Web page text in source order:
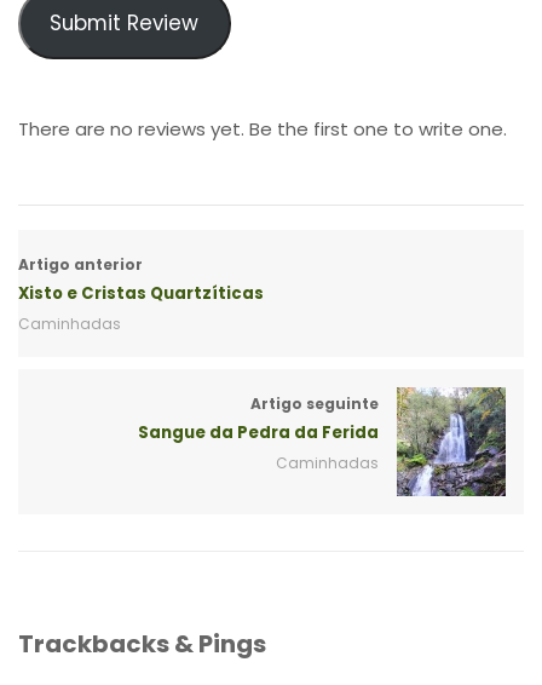
Submit Review
There are no reviews yet. Be the first one to write one.
Artigo anterior
Xisto e Cristas Quartzíticas
Caminhadas
Artigo seguinte
Sangue da Pedra da Ferida
Caminhadas
Trackbacks & Pings